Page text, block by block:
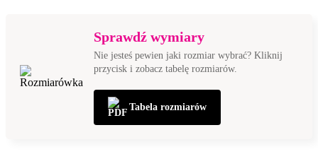
Sprawdź wymiary
Nie jesteś pewien jaki rozmiar wybrać? Kliknij
przycisk i zobacz tabelę rozmiarów.
Tabela rozmiarów